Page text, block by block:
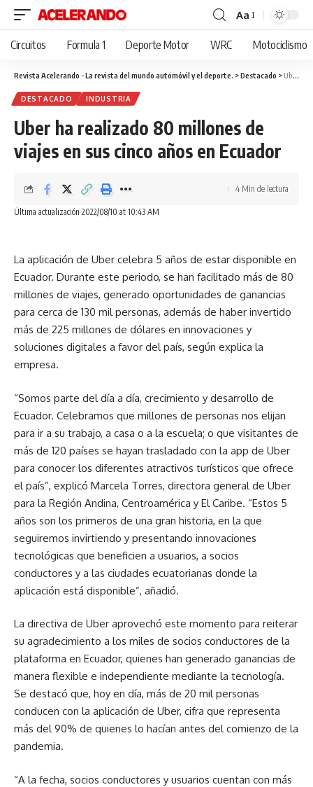
Cambiar
tamaño
fuente
Aa
Circuitos Formula 1 Deporte Motor WRC Motociclismo
Revista Acelerando - La revista del mundo automóvil y el deporte. >Destacado >Uber ha realizado 80 millones de viajes en sus cinco años en Ecuador
DESTACADO INDUSTRIA
Uber ha realizado 80 millones de
viajes en sus cinco años en Ecuador
Última actualización 2022/08/10 at 10:43 AM
4 Min de lectura
La aplicación de Uber celebra 5 años de estar disponible en
Ecuador. Durante este periodo, se han facilitado más de 80
millones de viajes, generado oportunidades de ganancias
para cerca de 130 mil personas, además de haber invertido
más de 225 millones de dólares en innovaciones y
soluciones digitales a favor del país, según explica la
empresa.
“Somos parte del día a día, crecimiento y desarrollo de
Ecuador. Celebramos que millones de personas nos elijan
para ir a su trabajo, a casa o a la escuela; o que visitantes de
más de 120 países se hayan trasladado con la app de Uber
para conocer los diferentes atractivos turísticos que ofrece
el país”, explicó Marcela Torres, directora general de Uber
para la Región Andina, Centroamérica y El Caribe. “Estos 5
años son los primeros de una gran historia, en la que
seguiremos invirtiendo y presentando innovaciones
tecnológicas que beneficien a usuarios, a socios
conductores y a las ciudades ecuatorianas donde la
aplicación está disponible”, añadió.
La directiva de Uber aprovechó este momento para reiterar
su agradecimiento a los miles de socios conductores de la
plataforma en Ecuador, quienes han generado ganancias de
manera flexible e independiente mediante la tecnología.
Se destacó que, hoy en día, más de 20 mil personas
conducen con la aplicación de Uber, cifra que representa
más del 90% de quienes lo hacían antes del comienzo de la
pandemia.
“A la fecha, socios conductores y usuarios cuentan con más